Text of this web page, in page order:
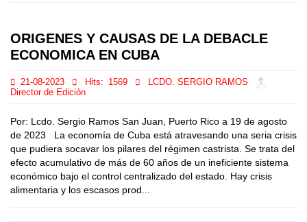
ORIGENES Y CAUSAS DE LA DEBACLE
ECONOMICA EN CUBA
21-08-2023 Hits: 1569
LCDO. SERGIO RAMOS
Director de Edición
Por: Lcdo. Sergio Ramos San Juan, Puerto Rico a 19 de agosto
de 2023 La economía de Cuba está atravesando una seria crisis
que pudiera socavar los pilares del régimen castrista. Se trata del
efecto acumulativo de más de 60 años de un ineficiente sistema
económico bajo el control centralizado del estado. Hay crisis
alimentaria y los escasos prod...